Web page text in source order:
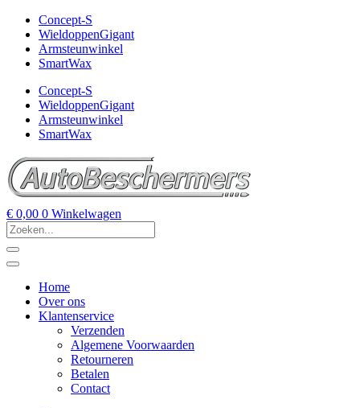
Concept-S
WieldoppenGigant
Armsteunwinkel
SmartWax
Concept-S
WieldoppenGigant
Armsteunwinkel
SmartWax
€ 0,00 0 Winkelwagen
Home
Over ons
Klantenservice
Verzenden
Algemene Voorwaarden
Retourneren
Betalen
Contact